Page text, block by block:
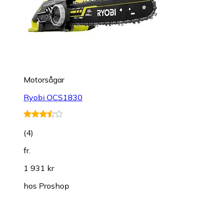
Motorsågar
Ryobi OCS1830
(4)
fr.
1 931 kr
hos Proshop